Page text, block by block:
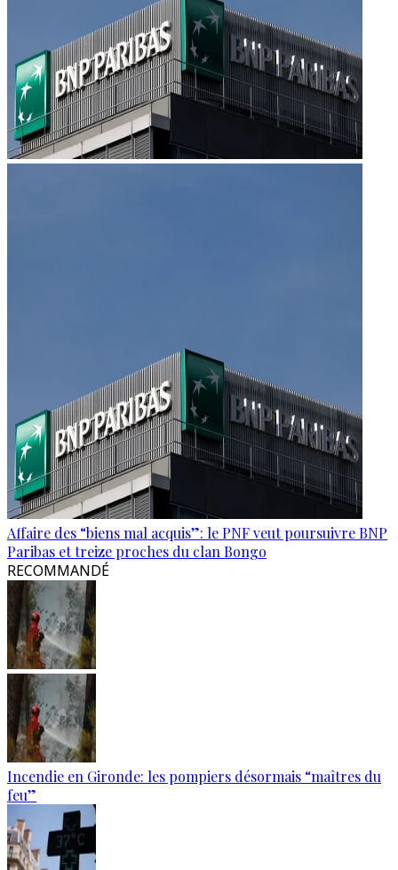
Affaire des “biens mal acquis”: le PNF veut poursuivre BNP
Paribas et treize proches du clan Bongo
RECOMMANDÉ
Incendie en Gironde: les pompiers désormais “maîtres du
feu”